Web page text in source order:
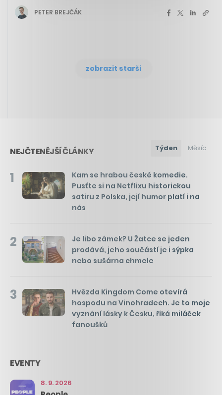
PETER BREJČÁK
zobrazit starší
NEJČTENĚJŠÍ ČLÁNKY Týden Měsíc
1
Kam se hrabou české komedie.
Pusťte si na Netflixu historickou
satiru z Polska, její humor platí i na
nás
2
Je libo zámek? U Žatce se jeden
prodává, jeho součástí je i sýpka
nebo sušárna chmele
3
Hvězda Kingdom Come otevírá
hospodu na Vinohradech. Je to moje
vyznání lásky k Česku, říká miláček
fanoušků
EVENTY
8. 9. 2026